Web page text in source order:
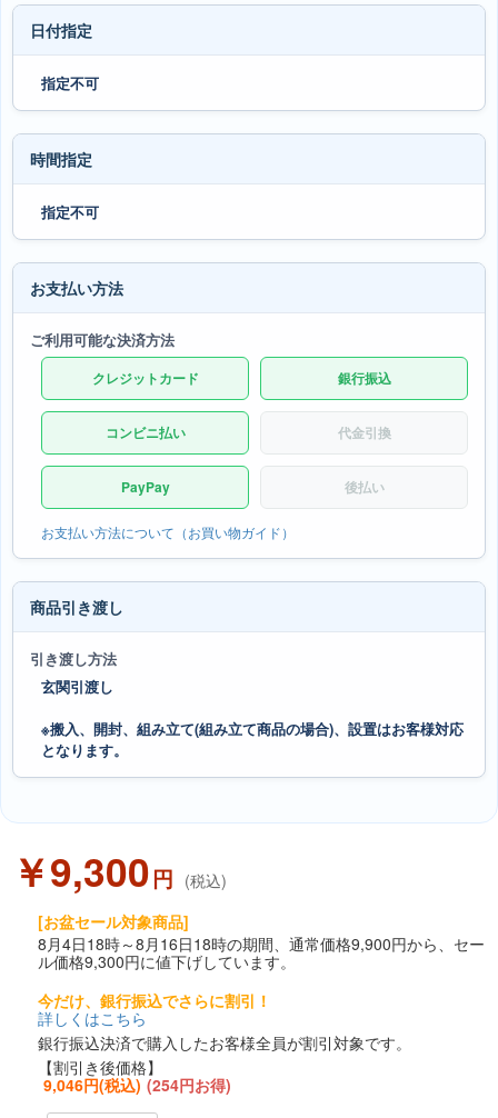
日付指定
指定不可
時間指定
指定不可
お支払い方法
ご利用可能な決済方法
クレジットカード 銀行振込
コンビニ払い 代金引換
PayPay 後払い
お支払い方法について（お買い物ガイド）
商品引き渡し
引き渡し方法
玄関引渡し
※搬入、開封、組み立て(組み立て商品の場合)、設置はお客様対応
となります。
￥9,300円 (税込)
[お盆セール対象商品]
8月4日18時～8月16日18時の期間、通常価格9,900円から、セー
ル価格9,300円に値下げしています。
今だけ、銀行振込でさらに割引！
詳しくはこちら
銀行振込決済で購入したお客様全員が割引対象です。
【割引き後価格】
9,046円(税込) (254円お得)